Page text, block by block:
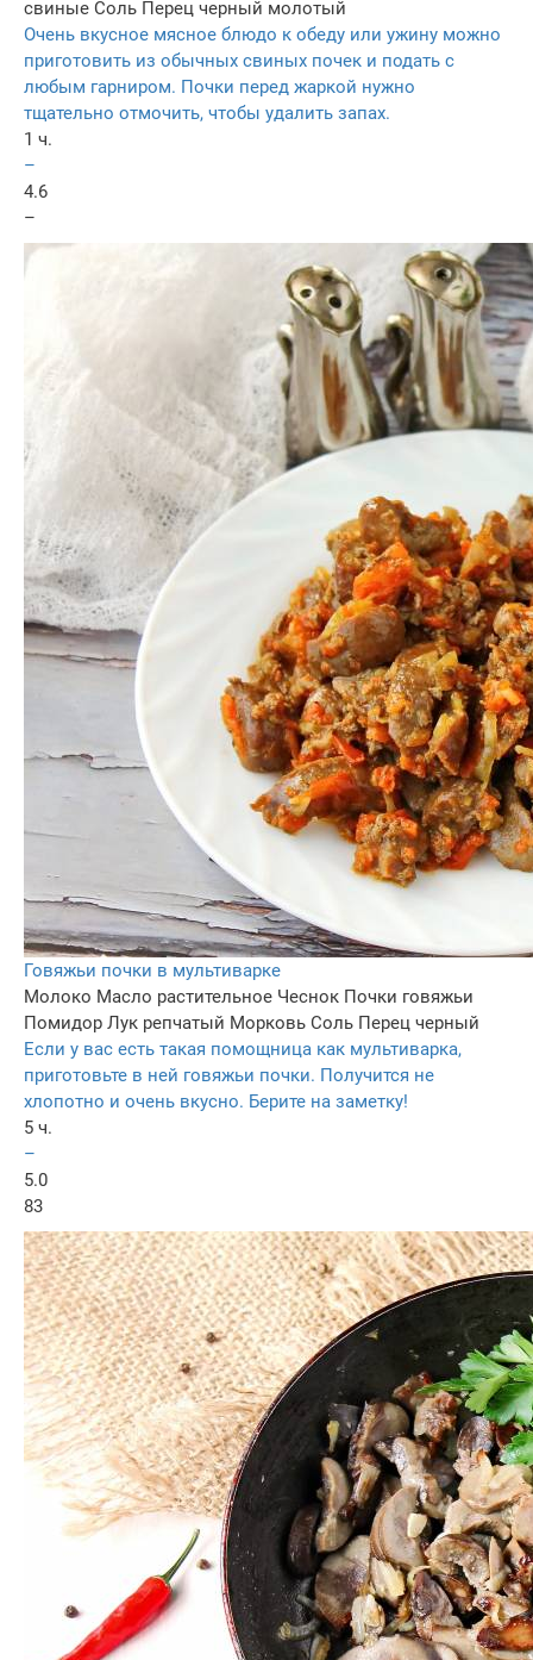
свиные Соль Перец черный молотый
Очень вкусное мясное блюдо к обеду или ужину можно
приготовить из обычных свиных почек и подать с
любым гарниром. Почки перед жаркой нужно
тщательно отмочить, чтобы удалить запах.
1 ч.
–
4.6
–
Говяжьи почки в мультиварке
Молоко Масло растительное Чеснок Почки говяжьи
Помидор Лук репчатый Морковь Соль Перец черный
Если у вас есть такая помощница как мультиварка,
приготовьте в ней говяжьи почки. Получится не
хлопотно и очень вкусно. Берите на заметку!
5 ч.
–
5.0
83